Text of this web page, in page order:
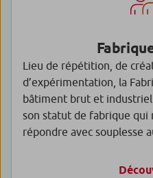
Lieu de répétition, de
d’expérimentation, la
bâtiment brut et
son statut de fabrique qui
répondre avec souplesse